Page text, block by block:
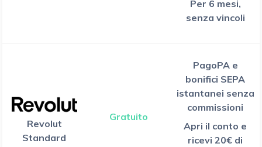
Per 6 mesi,
senza vincoli
Revolut
Standard
Gratuito
PagoPA e
bonifici SEPA
istantanei senza
commissioni
Apri il conto e
ricevi 20€ di